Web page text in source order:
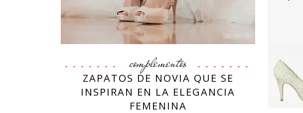
complementos
ZAPATOS DE NOVIA QUE SE
INSPIRAN EN LA ELEGANCIA
FEMENINA